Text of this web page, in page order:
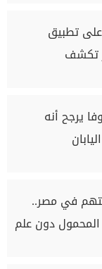
تطبيق
تكشف
يرجح أنه
في مصر..
دون علم